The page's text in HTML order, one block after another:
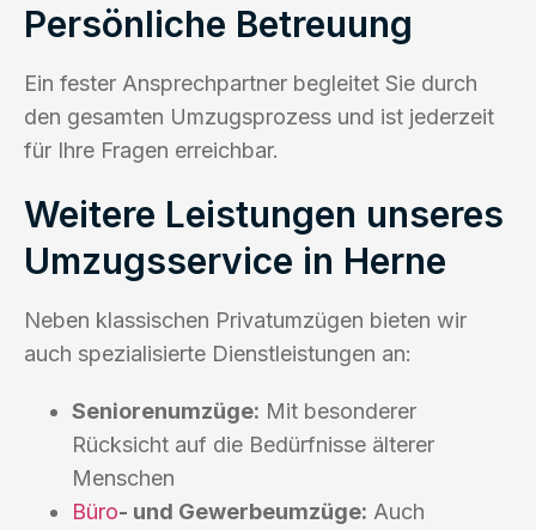
Persönliche Betreuung
Ein fester Ansprechpartner begleitet Sie durch
den gesamten Umzugsprozess und ist jederzeit
für Ihre Fragen erreichbar.
Weitere Leistungen unseres
Umzugsservice in Herne
Neben klassischen Privatumzügen bieten wir
auch spezialisierte Dienstleistungen an:
Seniorenumzüge: Mit besonderer
Rücksicht auf die Bedürfnisse älterer
Menschen
Büro- und Gewerbeumzüge: Auch